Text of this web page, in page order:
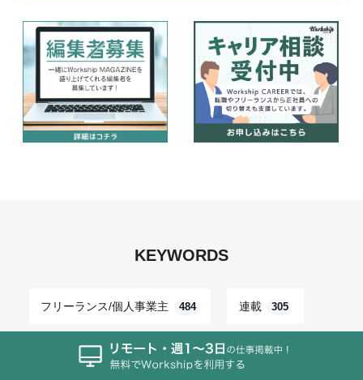
KEYWORDS
フリーランス/個人事業主 484 連載 305
287 UI/UXデザイン 232